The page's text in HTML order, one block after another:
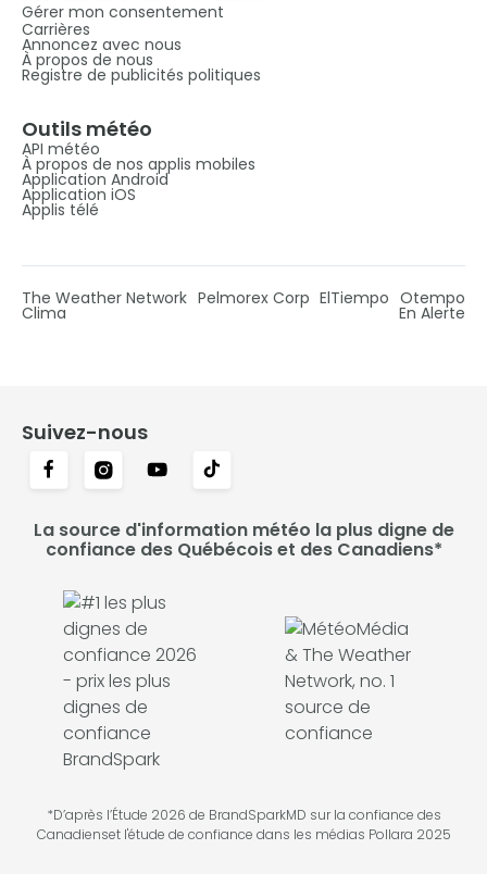
Gérer mon consentement
Carrières
Annoncez avec nous
À propos de nous
Registre de publicités politiques
Outils météo
API météo
À propos de nos applis mobiles
Application Android
Application iOS
Applis télé
The Weather Network Pelmorex Corp ElTiempo Otempo
Clima En Alerte
Suivez-nous
La source d'information météo la plus digne de
confiance des Québécois et des Canadiens*
*D’après l’Étude 2026 de BrandSparkMD sur la confiance des
Canadienset l'étude de confiance dans les médias Pollara 2025